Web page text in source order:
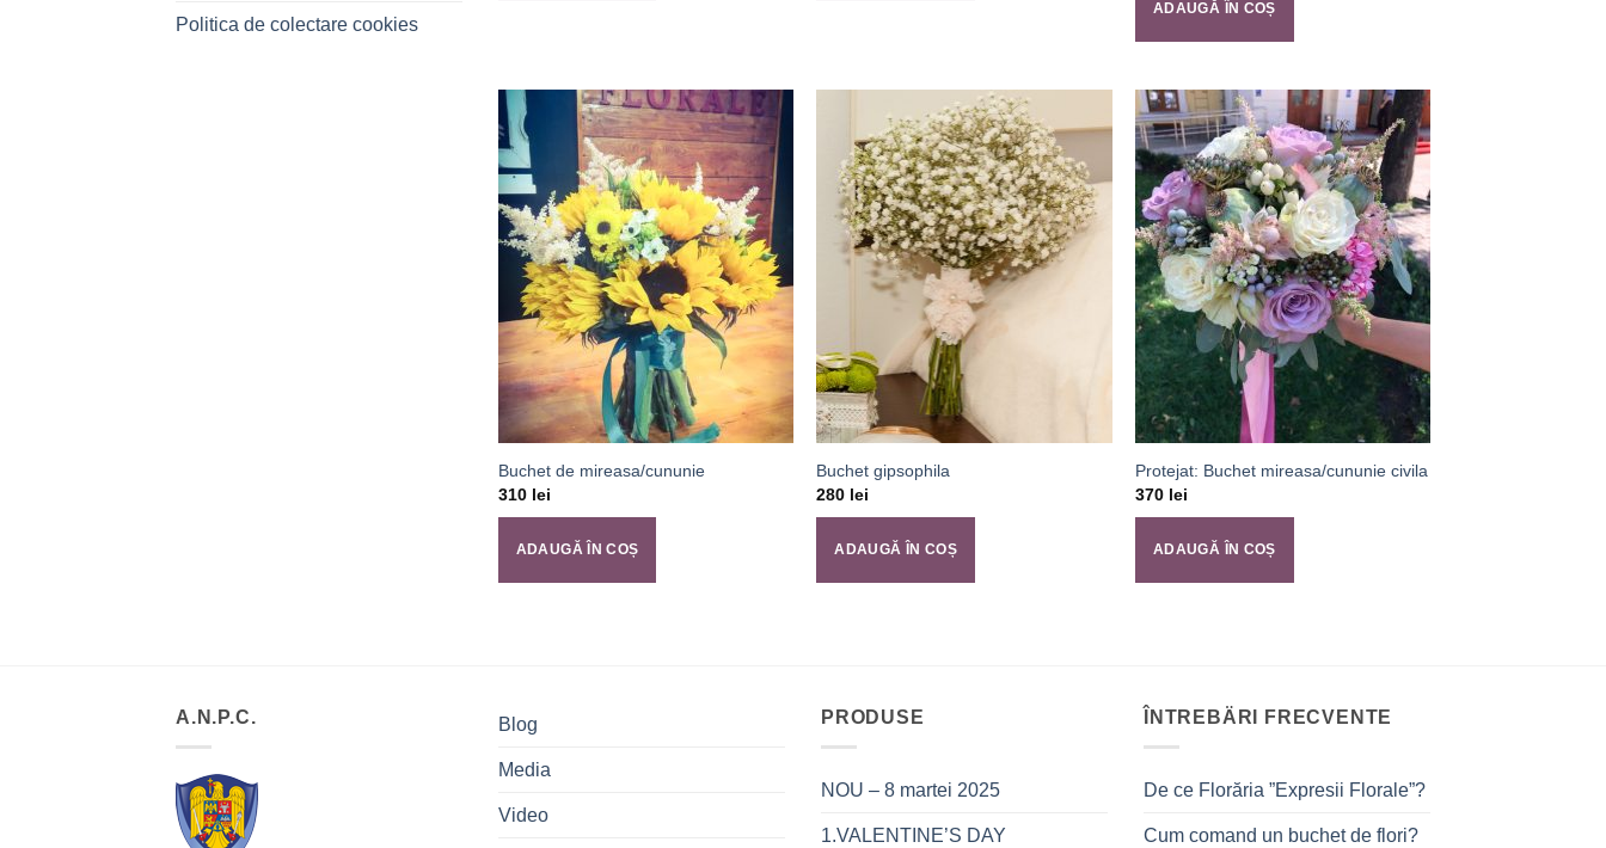
Politica de colectare cookies
ADAUGĂ ÎN COȘ
Buchet de mireasa/cununie
310 lei
ADAUGĂ ÎN COȘ
Buchet gipsophila
280 lei
ADAUGĂ ÎN COȘ
Protejat: Buchet mireasa/cununie civila
370 lei
ADAUGĂ ÎN COȘ
A.N.P.C. Blog
Media
Video
PRODUSE
NOU – 8 martei 2025
1.VALENTINE’S DAY
ÎNTREBÄRI FRECVENTE
De ce Florăria ”Expresii Florale”?
Cum comand un buchet de flori?